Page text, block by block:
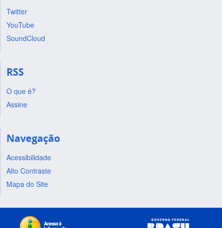
Twitter
YouTube
SoundCloud
RSS
O que é?
Assine
Navegação
Acessibilidade
Alto Contraste
Mapa do Site